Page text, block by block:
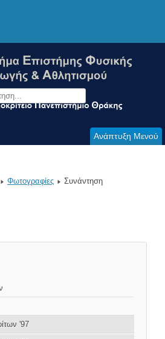
Ανάπτυξη Μενού
Φωτογραφίες
Συνάντηση
'97